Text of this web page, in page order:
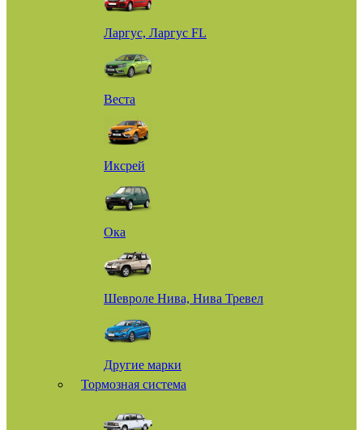
Ларгус, Ларгус FL
Веста
Иксрей
Ока
Шевроле Нива, Нива Тревел
Другие марки
Тормозная система